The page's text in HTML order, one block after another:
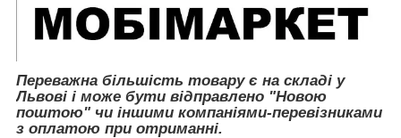
Переважна більшість товару є на складі у
Львові і може бути відправлено "Новою
поштою" чи іншими компаніями-перевізниками
з оплатою при отриманні.